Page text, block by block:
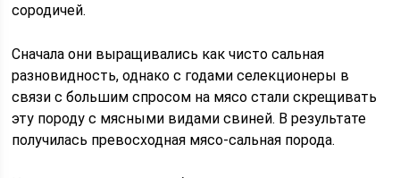
сородичей.
Сначала они выращивались как чисто сальная
разновидность, однако с годами селекционеры в
связи с большим спросом на мясо стали скрещивать
эту породу с мясными видами свиней. В результате
получилась превосходная мясо-сальная порода.